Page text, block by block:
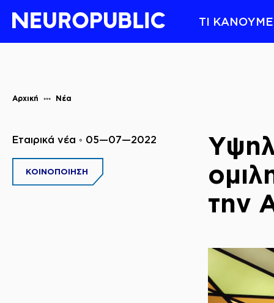
ΤΙ ΚΑΝΟΥΜΕ
Αρχική Νέα
Εταιρικά νέα ◦ 05—07—2022
ΚΟΙΝΟΠΟΙΗΣΗ
την